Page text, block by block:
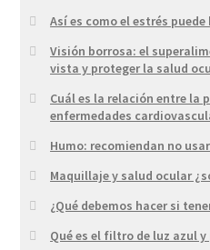
Así es como el estrés
Visión borrosa: el
vista y proteger la salud
Cuál es la relación entre la
enfermedades
Humo: recomiendan no
Maquillaje y salud ocular
¿Qué debemos hacer si
Qué es el filtro de luz azul y